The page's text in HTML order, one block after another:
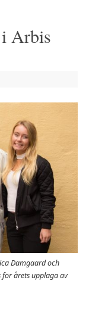
Arbis
Damgaard och
för årets upplaga av